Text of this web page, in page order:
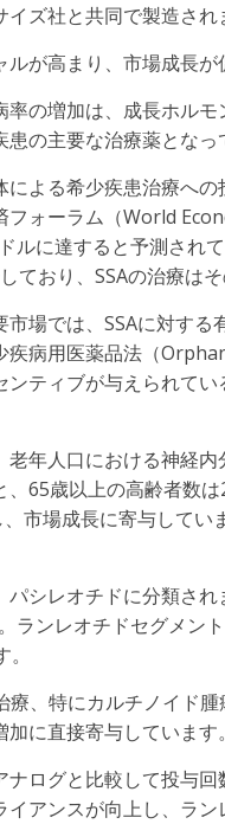
ズ社と共同で製造され
が高まり、市場成長が
の増加は、成長ホル
の主要な治療薬となっ
よる希少疾患治療へ
ォーラム（World
ルに達すると予測され
おり、SSAの治療はそ
場では、SSAに対する
疾病用医薬品法（
ティブが与えられて
年人口における神経
65歳以上の高齢者数
市場成長に寄与してい
シレオチドに分類さ
ランレオチドセグメン
、特にカルチノイド
に直接寄与しています。
ログと比較して投与
アンスが向上し、ラ